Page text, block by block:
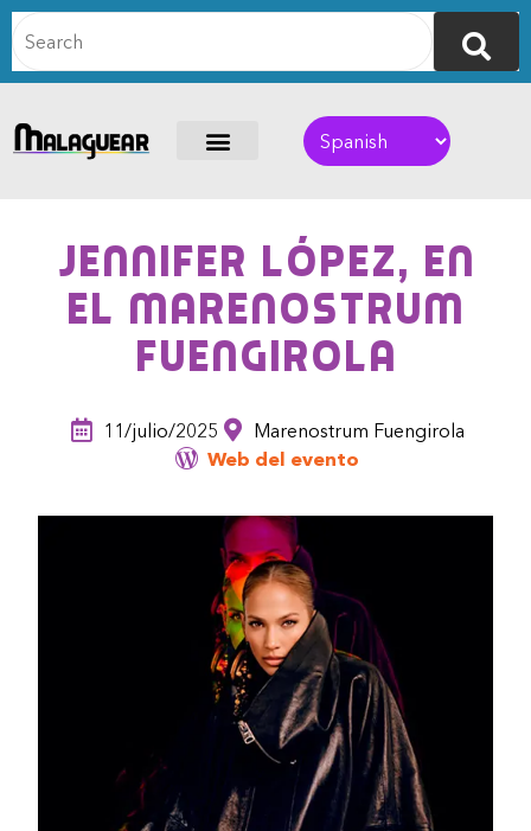
Jennifer López, en
el Marenostrum
Fuengirola
11/julio/2025
Marenostrum Fuengirola
Web del evento